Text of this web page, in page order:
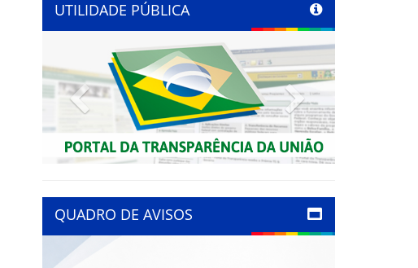
UTILIDADE PÚBLICA
Previous Next
QUADRO DE AVISOS